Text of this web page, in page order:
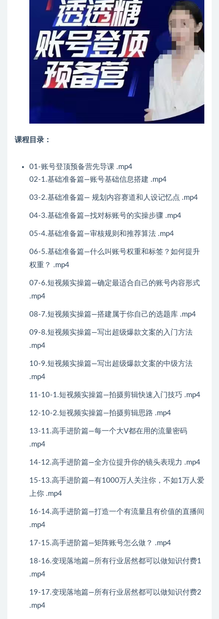
课程目录：
01-账号登顶预备营先导课 .mp4
02-1.基础准备篇—账号基础信息搭建 .mp4
03-2.基础准备篇— 规划内容赛道和人设记忆点 .mp4
04-3.基础准备篇—找对标账号的实操步骤 .mp4
05-4.基础准备篇—审核规则和推荐算法 .mp4
06-5.基础准备篇—什么叫账号权重和标签？如何提升
权重？ .mp4
07-6.短视频实操篇—确定最适合自己的账号内容形式
.mp4
08-7.短视频实操篇—搭建属于你自己的选题库 .mp4
09-8.短视频实操篇—写出超级爆款文案的入门方法
.mp4
10-9.短视频实操篇—写出超级爆款文案的中级方法
.mp4
11-10-1.短视频实操篇—拍摄剪辑快速入门技巧 .mp4
12-10-2.短视频实操篇—拍摄剪辑思路 .mp4
13-11.高手进阶篇—每一个大V都在用的流量密码
.mp4
14-12.高手进阶篇—全方位提升你的镜头表现力 .mp4
15-13.高手进阶篇—有1000万人关注你，不如1万人爱
上你 .mp4
16-14.高手进阶篇—打造一个有流量且有价值的直播间
.mp4
17-15.高手进阶篇—矩阵账号怎么做？ .mp4
18-16.变现落地篇—所有行业居然都可以做知识付费1
.mp4
19-17.变现落地篇—所有行业居然都可以做知识付费2
.mp4